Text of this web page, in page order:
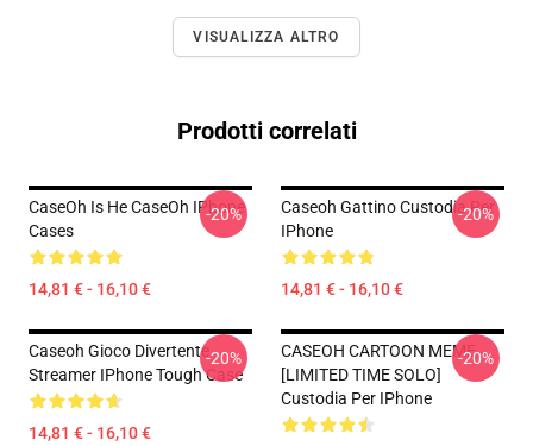
VISUALIZZA ALTRO
Prodotti correlati
CaseOh Is He CaseOh IPhone
Cases
14,81 € - 16,10 €
-20%
Caseoh Gattino Custodia Per
IPhone
14,81 € - 16,10 €
-20%
Caseoh Gioco Divertente
Streamer IPhone Tough Case
14,81 € - 16,10 €
-20%
CASEOH CARTOON MEME
[LIMITED TIME SOLO]
Custodia Per IPhone
-20%